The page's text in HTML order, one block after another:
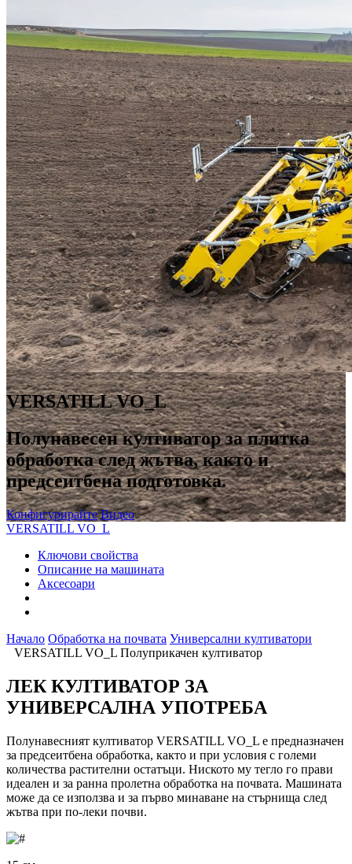
VERSATILL VO_L
Полунавесен култиватор за плитка
обработка след жътва, както и
предсеитбена подготовка.
Конфигурирайте Видео
VERSATILL VO_L
Ключови свойства
Описание на машината
Аксесоари
Начало Обработка на почвата Универсални култиватори
VERSATILL VO_L Полуприкачен култиватор
ЛЕК КУЛТИВАТОР ЗА
УНИВЕРСАЛНА УПОТРЕБА
Полунавесният култиватор VERSATILL VO_L е предназначен
за предсеитбена обработка, както и при условия с големи
количества растителни остатъци. Ниското му тегло го прави
идеален и за ранна пролетна обработка на почвата. Машината
може да се използва и за първо минаване на стърнища след
жътва при по-леки почви.